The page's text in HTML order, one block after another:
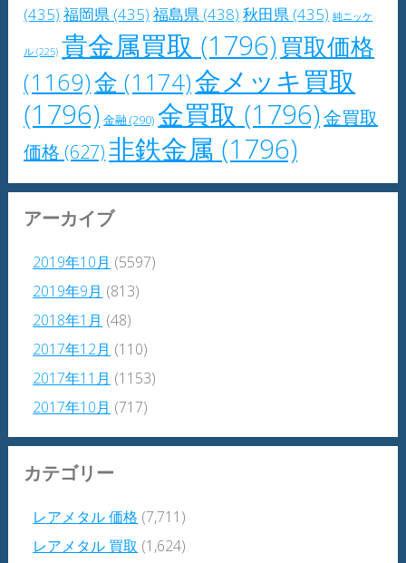
(435) 福岡県 (435) 福島県 (438) 秋田県 (435) 純ニッケ
ル (225) 貴金属買取 (1796)買取価格
(1169)金 (1174)金メッキ買取
(1796) 金融(290) 金買取 (1796)金買取
価格 (627)非鉄金属 (1796)
アーカイブ
2019年10月 (5597)
2019年9月 (813)
2018年1月 (48)
2017年12月 (110)
2017年11月 (1153)
2017年10月 (717)
カテゴリー
レアメタル 価格 (7,711)
レアメタル 買取 (1,624)